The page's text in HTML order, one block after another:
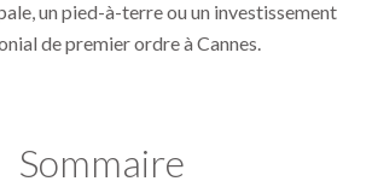
un pied-à-terre ou un investissement
de premier ordre à Cannes.
Sommaire